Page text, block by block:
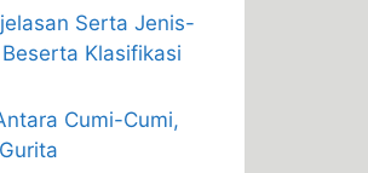
Serta Jenis-
Klasifikasi
Cumi-Cumi,